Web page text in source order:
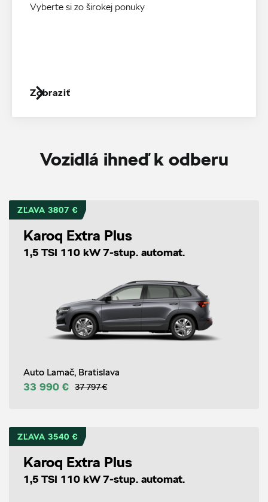
Vyberte si zo širokej ponuky
Zobraziť
Vozidlá ihneď k odberu
ZĽAVA 3807 €
Karoq Extra Plus
1,5 TSI 110 kW 7-stup. automat.
Auto Lamač, Bratislava
33 990 € 37 797 €
ZĽAVA 3540 €
Karoq Extra Plus
1,5 TSI 110 kW 7-stup. automat.